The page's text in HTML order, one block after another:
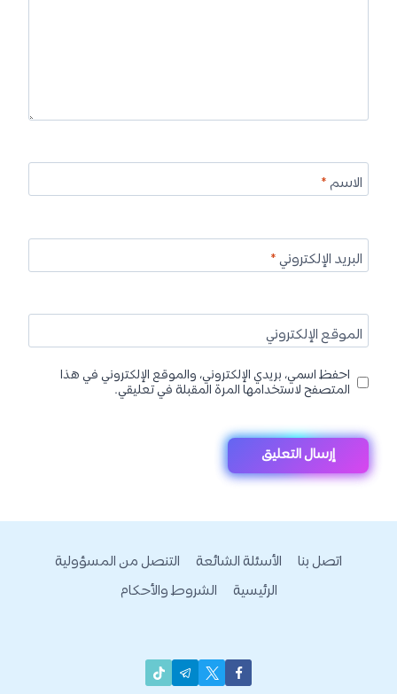
الاسم*
البريد الإلكتروني*
الموقع الإلكتروني
احفظ اسمي، بريدي الإلكتروني، والموقع الإلكتروني في هذا
المتصفح لاستخدامها المرة المقبلة في تعليقي.
اتصل بنا الأسئلة الشائعة
التنصل من المسؤولية
الرئيسية
الشروط والأحكام